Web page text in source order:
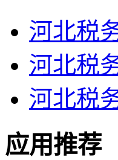
河北税
河北税
河北税
应用推荐